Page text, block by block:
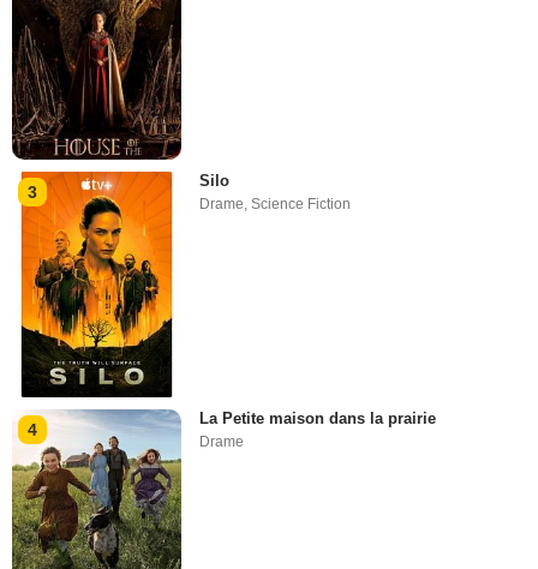
3
Silo
Drame ,Science Fiction
4
La Petite maison dans la prairie
Drame